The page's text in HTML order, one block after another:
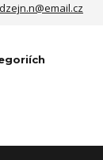
dzejn.n@email.cz